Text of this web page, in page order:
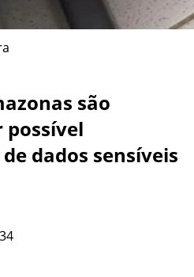
são
possível
dados sensíveis